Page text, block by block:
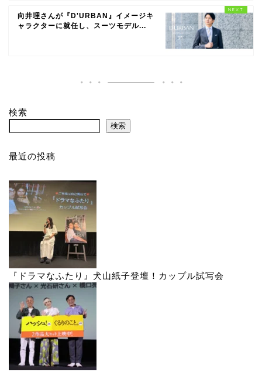
向井理さんが『D'URBAN』イメージキ
ャラクターに就任し、スーツモデル...
検索
検索
最近の投稿
『ドラマなふたり』犬山紙子登壇！カップル試写会